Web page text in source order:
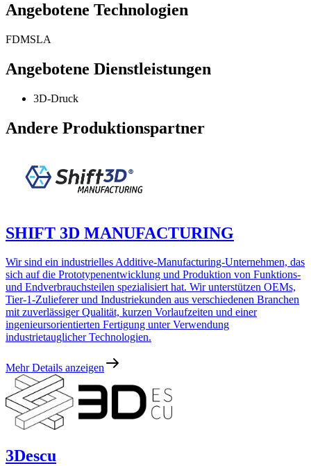
Angebotene Technologien
FDMSLA
Angebotene Dienstleistungen
3D-Druck
Andere Produktionspartner
SHIFT 3D MANUFACTURING
Wir sind ein industrielles Additive-Manufacturing-Unternehmen, das
sich auf die Prototypenentwicklung und Produktion von Funktions-
und Endverbrauchsteilen spezialisiert hat. Wir unterstützen OEMs,
Tier-1-Zulieferer und Industriekunden aus verschiedenen Branchen
mit zuverlässiger Qualität, kurzen Vorlaufzeiten und einer
ingenieursorientierten Fertigung unter Verwendung
industrietauglicher Technologien.
Mehr Details anzeigen
3Descu